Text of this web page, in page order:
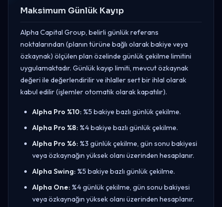
Maksimum Günlük Kayıp
Alpha Capital Group, belirli günlük referans
noktalarından (planın türüne bağlı olarak bakiye veya
özkaynak) ölçülen plan özelinde günlük çekilme limitini
uygulamaktadır. Günlük kayıp limiti, mevcut özkaynak
değeri ile değerlendirilir ve ihlaller sert bir ihlal olarak
kabul edilir (işlemler otomatik olarak kapatılır).
Alpha Pro %10: %5 bakiye bazlı günlük çekilme.
Alpha Pro %8: %4 bakiye bazlı günlük çekilme.
Alpha Pro %6: %3 günlük çekilme, gün sonu bakiyesi
veya özkaynağın yüksek olanı üzerinden hesaplanır.
Alpha Swing: %5 bakiye bazlı günlük çekilme.
Alpha One: %4 günlük çekilme, gün sonu bakiyesi
veya özkaynağın yüksek olanı üzerinden hesaplanır.